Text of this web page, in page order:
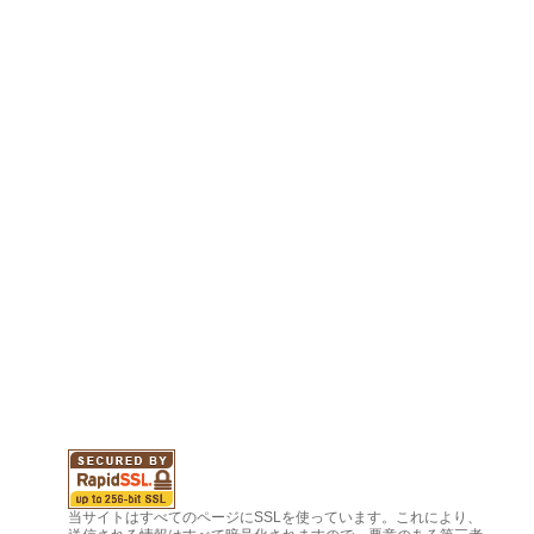
当サイトはすべてのページにSSLを使っています。これにより、